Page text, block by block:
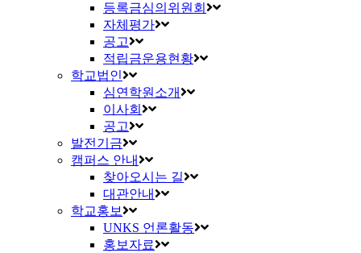
등록금심의위원회
자체평가
공고
적립금운용현황
학교법인
심연학원소개
이사회
공고
발전기금
캠퍼스 안내
찾아오시는 길
대관안내
학교홍보
UNKS 언론활동
홍보자료